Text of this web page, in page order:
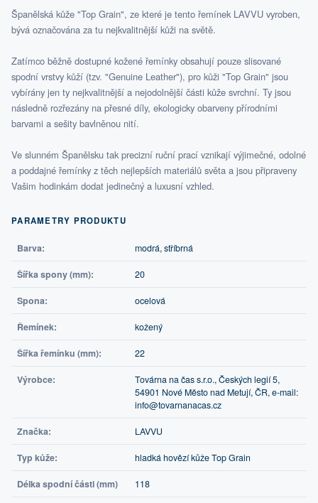
Španělská kůže "Top Grain", ze které je tento řemínek LAVVU vyroben,
bývá označována za tu nejkvalitnější kůži na světě.
Zatímco běžně dostupné kožené řemínky obsahují pouze slisované
spodní vrstvy kůží (tzv. "Genuine Leather"), pro kůži "Top Grain" jsou
vybírány jen ty nejkvalitnější a nejodolnější části kůže svrchní. Ty jsou
následně rozřezány na přesné díly, ekologicky obarveny přírodními
barvami a sešity bavlněnou nití.
Ve slunném Španělsku tak precizní ruční prací vznikají výjimečné, odolné
a poddajné řemínky z těch nejlepších materiálů světa a jsou připraveny
Vašim hodinkám dodat jedinečný a luxusní vzhled.
PARAMETRY PRODUKTU
Barva: modrá, stříbrná
Šířka spony (mm): 20
Spona: ocelová
Řemínek: kožený
Šířka řemínku (mm): 22
Výrobce:
Továrna na čas s.r.o., Českých legií 5,
54901 Nové Město nad Metují, ČR, e-mail:
info@tovarnanacas.cz
Značka: LAVVU
Typ kůže: hladká hovězí kůže Top Grain
Délka spodní části (mm) 118